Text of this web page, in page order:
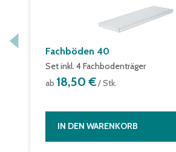
Fachböden 40
Set inkl. 4 Fachbodenträger
ab 18,50 €/ Stk.
IN DEN WARENKORB